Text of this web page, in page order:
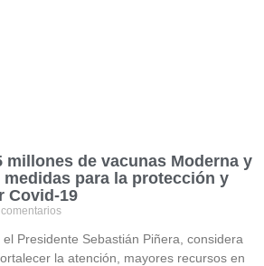
millones de vacunas Moderna y
para la protección y
Covid-19
Presidente Sebastián Piñera, considera
la atención, mayores recursos en